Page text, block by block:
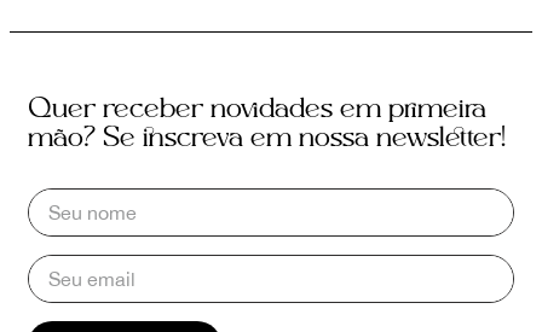
Quer receber novidades em primeira
mão? Se inscreva em nossa newsletter!